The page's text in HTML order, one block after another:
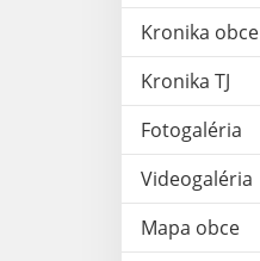
Kronika obce
Kronika TJ
Fotogaléria
Videogaléria
Mapa obce